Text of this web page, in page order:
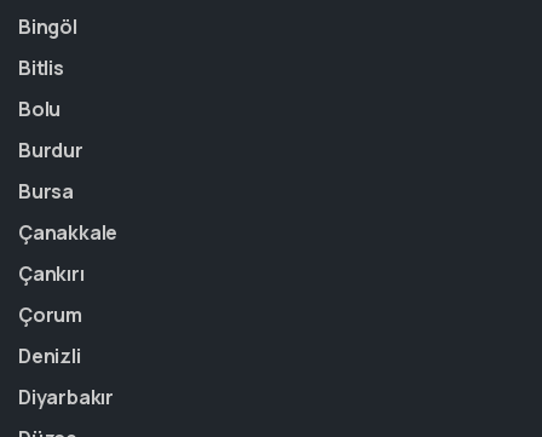
Bingöl
Bitlis
Bolu
Burdur
Bursa
Çanakkale
Çankırı
Çorum
Denizli
Diyarbakır